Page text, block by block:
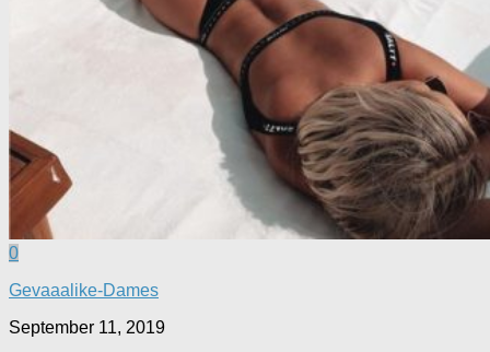
0
Gevaaalike-Dames
September 11, 2019